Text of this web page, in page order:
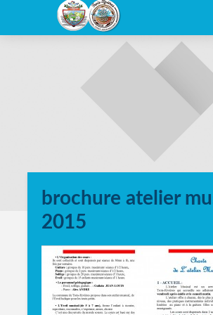
brochure atelier
2015